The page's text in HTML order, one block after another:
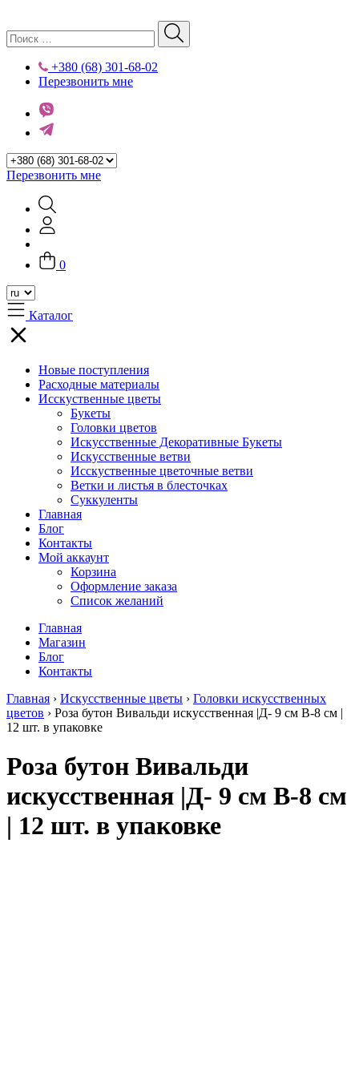
+380 (68) 301-68-02
Перезвонить мне
Перезвонить мне
0
Каталог
Новые поступления
Расходные материалы
Исскуственные цветы
Букеты
Головки цветов
Искусственные Декоративные Букеты
Искусственные ветви
Исскуственные цветочные ветви
Ветки и листья в блесточках
Суккуленты
Главная
Блог
Контакты
Мой аккаунт
Корзина
Оформление заказа
Список желаний
Главная
Магазин
Блог
Контакты
Главная › Искусственные цветы › Головки искусственных
цветов › Роза бутон Вивальди искусственная |Д- 9 см В-8 см |
12 шт. в упаковке
Роза бутон Вивальди
искусственная |Д- 9 см В-8 см
| 12 шт. в упаковке